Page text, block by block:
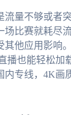
量不够或者
比赛就耗尽
他应用影响
播也能轻松加
内专线，4K画